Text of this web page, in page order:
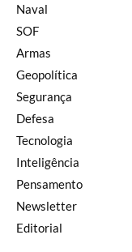
Naval
SOF
Armas
Geopolítica
Segurança
Defesa
Tecnologia
Inteligência
Pensamento
Newsletter
Editorial